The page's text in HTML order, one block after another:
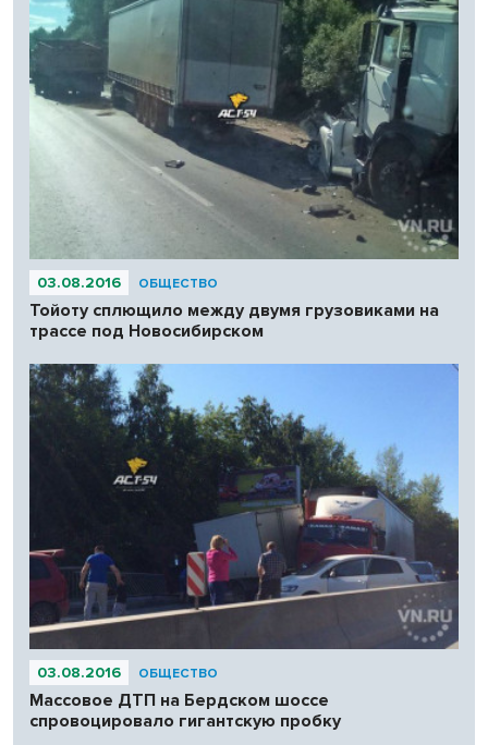
03.08.2016 ОБЩЕСТВО
Тойоту сплющило между двумя грузовиками на
трассе под Новосибирском
03.08.2016 ОБЩЕСТВО
Массовое ДТП на Бердском шоссе
спровоцировало гигантскую пробку